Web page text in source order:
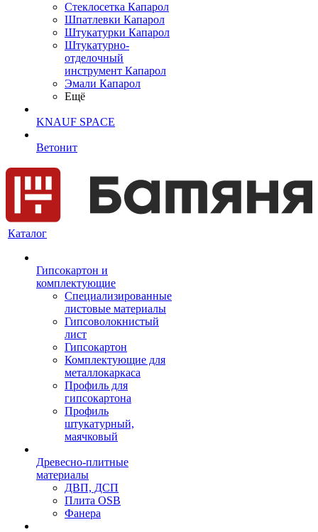
Cтеклосетка Капарол
Шпатлевки Капарол
Штукатурки Капарол
Штукатурно-
отделочный
инструмент Капарол
Эмали Капарол
Ещё
KNAUF SPACE
Ветонит
Каталог
Гипсокартон и
комплектующие
Специализированные
листовые материалы
Гипсоволокнистый
лист
Гипсокартон
Комплектующие для
металлокаркаса
Профиль для
гипсокартона
Профиль
штукатурный,
маячковый
Древесно-плитные
материалы
ДВП, ДСП
Плита OSB
Фанера